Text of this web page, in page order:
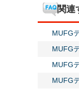
関連
MUFG
MUFG
MUFG
MUFG